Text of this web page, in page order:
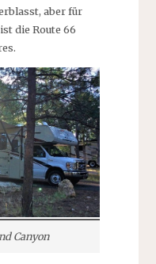
aber für
die Route 66
Canyon